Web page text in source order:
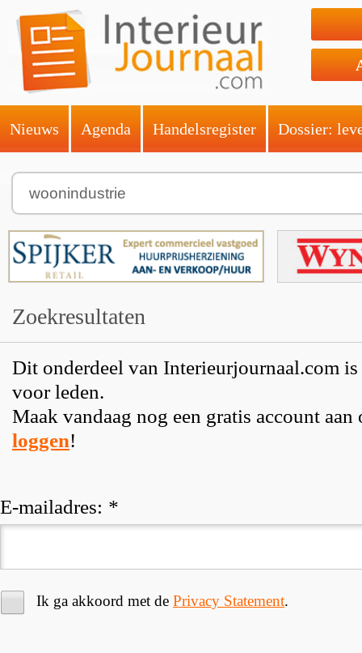
Nieuws Agenda Handelsregister Dossier:
Zoekresultaten
Dit onderdeel van Interieurjournaal.com
voor leden.
Maak vandaag nog een gratis account
loggen!
E-mailadres: *
Ik ga akkoord met de Privacy Statement.